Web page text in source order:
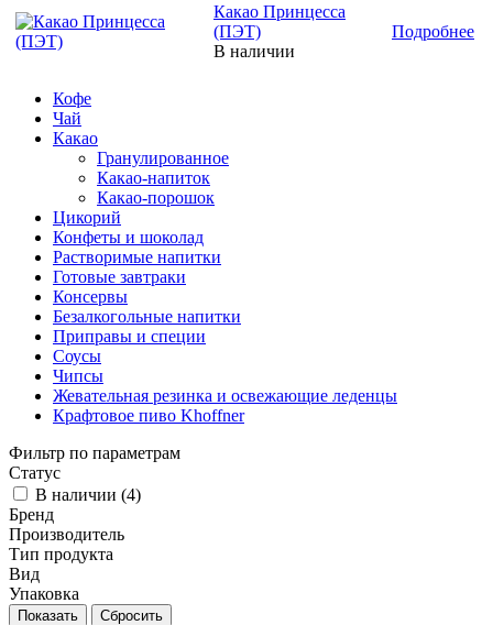
Какао Принцесса
(ПЭТ)
В наличии
Подробнее
Кофе
Чай
Какао
Гранулированное
Какао-напиток
Какао-порошок
Цикорий
Конфеты и шоколад
Растворимые напитки
Готовые завтраки
Консервы
Безалкогольные напитки
Приправы и специи
Соусы
Чипсы
Жевательная резинка и освежающие леденцы
Крафтовое пиво Khoffner
Фильтр по параметрам
Статус
В наличии (4)
Бренд
Производитель
Тип продукта
Вид
Упаковка
Сбросить